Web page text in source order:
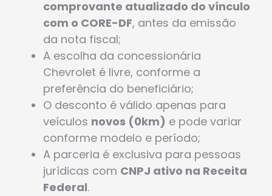
comprovante atualizado do vínculo
com o CORE-DF, antes da emissão
da nota fiscal;
A escolha da concessionária
Chevrolet é livre, conforme a
preferência do beneficiário;
O desconto é válido apenas para
veículos novos (0km) e pode variar
conforme modelo e período;
A parceria é exclusiva para pessoas
jurídicas com CNPJ ativo na Receita
Federal.